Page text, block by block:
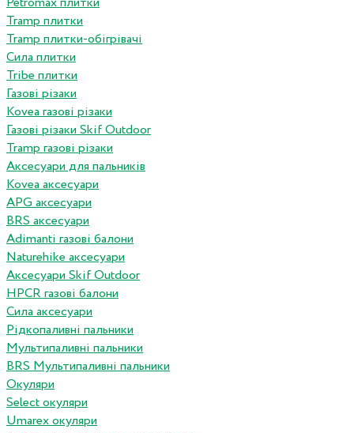
Tramp плитки
Tramp плитки-обігрівачі
Сила плитки
Tribe плитки
Газові різаки
Kovea газові різаки
Газові різаки Skif Outdoor
Tramp газові різаки
Аксесуари для пальників
Kovea аксесуари
APG аксесуари
BRS аксесуари
Adimanti газові балони
Naturehike аксесуари
Аксесуари Skif Outdoor
HPCR газові балони
Сила аксесуари
Рідкопаливні пальники
Мультипаливні пальники
BRS Мультипаливні пальники
Окуляри
Select окуляри
Umarex окуляри